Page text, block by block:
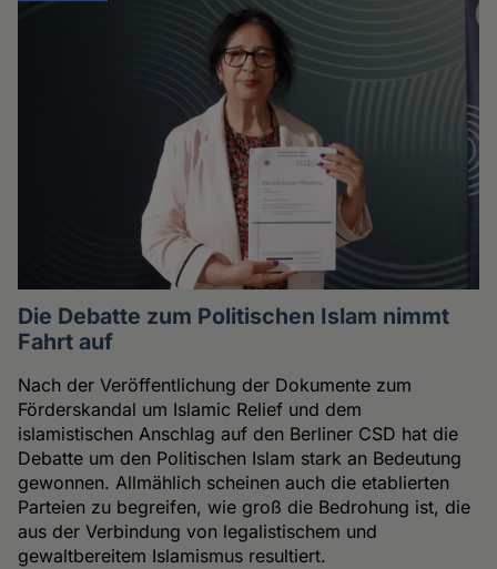
Die Debatte zum Politischen Islam nimmt
Fahrt auf
Nach der Veröffentlichung der Dokumente zum
Förderskandal um Islamic Relief und dem
islamistischen Anschlag auf den Berliner CSD hat die
Debatte um den Politischen Islam stark an Bedeutung
gewonnen. Allmählich scheinen auch die etablierten
Parteien zu begreifen, wie groß die Bedrohung ist, die
aus der Verbindung von legalistischem und
gewaltbereitem Islamismus resultiert.